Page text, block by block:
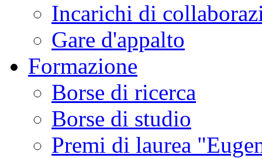
Incarichi di
Gare d'appalto
Formazione
Borse di ricerca
Borse di studio
Premi di laurea